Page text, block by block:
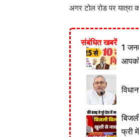
अगर टोल रोड पर यात्रा
संबंधित खबरें 1
फ्री